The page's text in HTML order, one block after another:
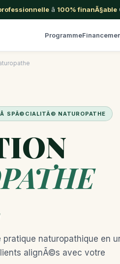
â 100% finanÃ§able
Programme
SPÃ©CIALITÃ© NATUROPATHE
naturopathique en
alignÃ©s avec votre